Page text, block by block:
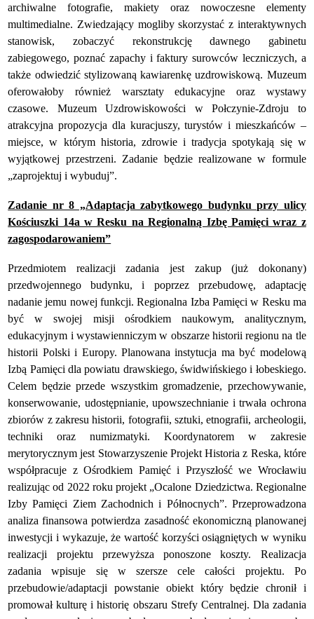
archiwalne fotografie, makiety oraz nowoczesne elementy
multimedialne. Zwiedzający mogliby skorzystać z interaktywnych
stanowisk, zobaczyć rekonstrukcję dawnego gabinetu
zabiegowego, poznać zapachy i faktury surowców leczniczych, a
także odwiedzić stylizowaną kawiarenkę uzdrowiskową. Muzeum
oferowałoby również warsztaty edukacyjne oraz wystawy
czasowe. Muzeum Uzdrowiskowości w Połczynie-Zdroju to
atrakcyjna propozycja dla kuracjuszy, turystów i mieszkańców –
miejsce, w którym historia, zdrowie i tradycja spotykają się w
wyjątkowej przestrzeni. Zadanie będzie realizowane w formule
„zaprojektuj i wybuduj”.
Zadanie nr 8 „Adaptacja zabytkowego budynku przy ulicy
Kościuszki 14a w Resku na Regionalną Izbę Pamięci wraz z
zagospodarowaniem”
Przedmiotem realizacji zadania jest zakup (już dokonany)
przedwojennego budynku, i poprzez przebudowę, adaptację
nadanie jemu nowej funkcji. Regionalna Izba Pamięci w Resku ma
być w swojej misji ośrodkiem naukowym, analitycznym,
edukacyjnym i wystawienniczym w obszarze historii regionu na tle
historii Polski i Europy. Planowana instytucja ma być modelową
Izbą Pamięci dla powiatu drawskiego, świdwińskiego i łobeskiego.
Celem będzie przede wszystkim gromadzenie, przechowywanie,
konserwowanie, udostępnianie, upowszechnianie i trwała ochrona
zbiorów z zakresu historii, fotografii, sztuki, etnografii, archeologii,
techniki oraz numizmatyki. Koordynatorem w zakresie
merytorycznym jest Stowarzyszenie Projekt Historia z Reska, które
współpracuje z Ośrodkiem Pamięć i Przyszłość we Wrocławiu
realizując od 2022 roku projekt „Ocalone Dziedzictwa. Regionalne
Izby Pamięci Ziem Zachodnich i Północnych”. Przeprowadzona
analiza finansowa potwierdza zasadność ekonomiczną planowanej
inwestycji i wykazuje, że wartość korzyści osiągniętych w wyniku
realizacji projektu przewyższa ponoszone koszty. Realizacja
zadania wpisuje się w szersze cele całości projektu. Po
przebudowie/adaptacji powstanie obiekt który będzie chronił i
promował kulturę i historię obszaru Strefy Centralnej. Dla zadania